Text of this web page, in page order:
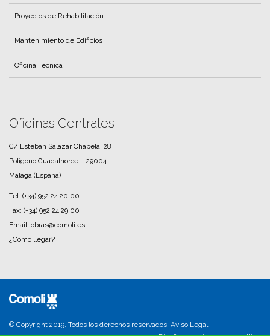
Proyectos de Rehabilitación
Mantenimiento de Edificios
Oficina Técnica
Oficinas Centrales
C/ Esteban Salazar Chapela. 28
Polígono Guadalhorce – 29004
Málaga (España)
Tel: (+34) 952 24 20 00
Fax: (+34) 952 24 29 00
Email: obras@comoli.es
¿Cómo llegar?
© Copyright 2019. Todos los derechos reservados. Aviso Legal.